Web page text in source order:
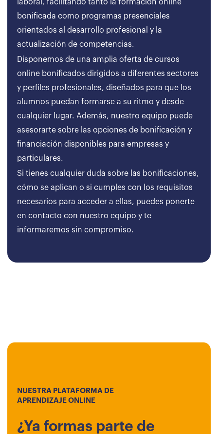
laboral, facilitando tanto la formación online
bonificada como programas presenciales
orientados al desarrollo profesional y la
actualización de competencias.
Disponemos de una amplia oferta de cursos
online bonificados dirigidos a diferentes sectores
y perfiles profesionales, diseñados para que los
alumnos puedan formarse a su ritmo y desde
cualquier lugar. Además, nuestro equipo puede
asesorarte sobre las opciones de bonificación y
financiación disponibles para empresas y
particulares.
Si tienes cualquier duda sobre las bonificaciones,
cómo se aplican o si cumples con los requisitos
necesarios para acceder a ellas, puedes ponerte
en contacto con nuestro equipo y te
informaremos sin compromiso.
NUESTRA PLATAFORMA DE
APRENDIZAJE ONLINE
¿Ya formas parte de